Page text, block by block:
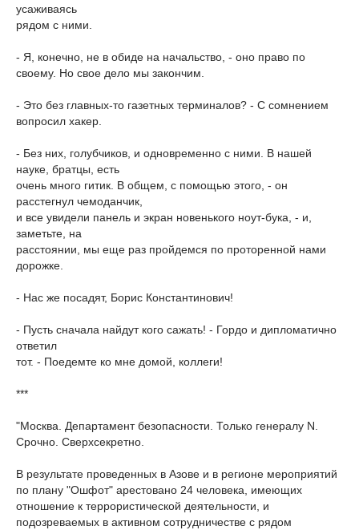
усаживаясь
рядом с ними.
- Я, конечно, не в обиде на начальство, - оно право по
своему. Но свое дело мы закончим.
- Это без главных-то газетных терминалов? - С сомнением
вопросил хакер.
- Без них, голубчиков, и одновременно с ними. В нашей
науке, братцы, есть
очень много гитик. В общем, с помощью этого, - он
расстегнул чемоданчик,
и все увидели панель и экран новенького ноут-бука, - и,
заметьте, на
расстоянии, мы еще раз пройдемся по проторенной нами
дорожке.
- Нас же посадят, Борис Константинович!
- Пусть сначала найдут кого сажать! - Гордо и дипломатично
ответил
тот. - Поедемте ко мне домой, коллеги!
***
"Москва. Департамент безопасности. Только генералу N.
Срочно. Сверхсекретно.
В результате проведенных в Азове и в регионе мероприятий
по плану "Ошфот" арестовано 24 человека, имеющих
отношение к террористической деятельности, и
подозреваемых в активном сотрудничестве с рядом